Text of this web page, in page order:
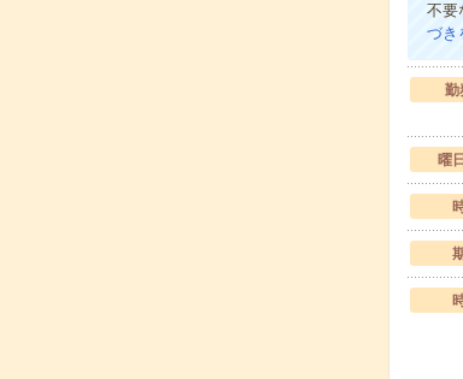
不要
づき
勤
曜